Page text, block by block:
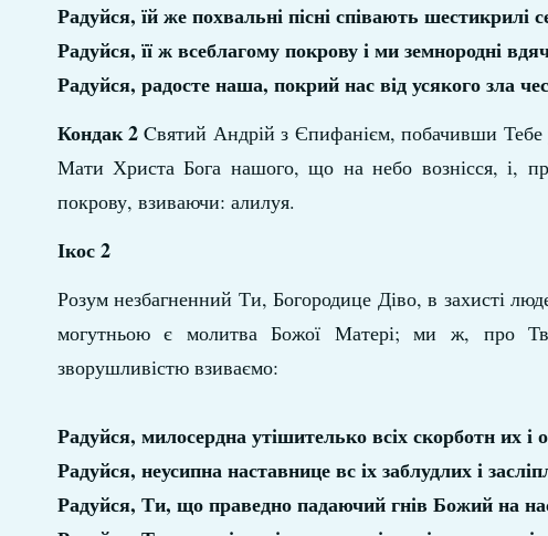
Радуйся, їй же похвальні пісні співають шестикрилі
Радуйся, її ж всеблагому покрову і ми земнородні
Радуйся, радосте наша, покрий нас від усякого зла
Кондак 2 Cвятий Андрій з Єпифанієм, побачивши Тебе
Мати Христа Бога нашого, що на небо вознісся, і,
покрову, взиваючи: алилуя.
Ікос 2
Розум незбагненний Ти, Богородице Діво, в захисті
могутньою є молитва Божої Матері; ми ж, про
зворушливістю взиваємо:
Радуйся, милосердна утішителько всіх скорботн их і
Радуйся, неусипна наставнице вс іх заблудлих і
Радуйся, Ти, що праведно падаючий гнів Божий на